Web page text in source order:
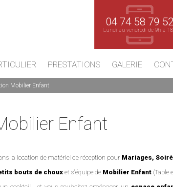
04 74 58 79 52
Lundi au vendredi de 9h à
PRESTATIONS GALERIE
Mobilier Enfant
Enfant
la location de matériel de réception pour Mariages,
bouts de choux et s'équipe de Mobilier Enfant (Table